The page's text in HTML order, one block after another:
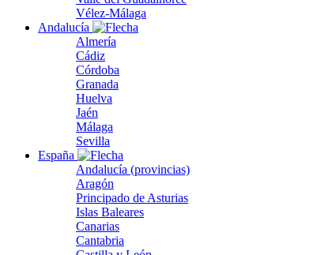
Vélez-Málaga
Andalucía
Almería
Cádiz
Córdoba
Granada
Huelva
Jaén
Málaga
Sevilla
España
Andalucía (provincias)
Aragón
Principado de Asturias
Islas Baleares
Canarias
Cantabria